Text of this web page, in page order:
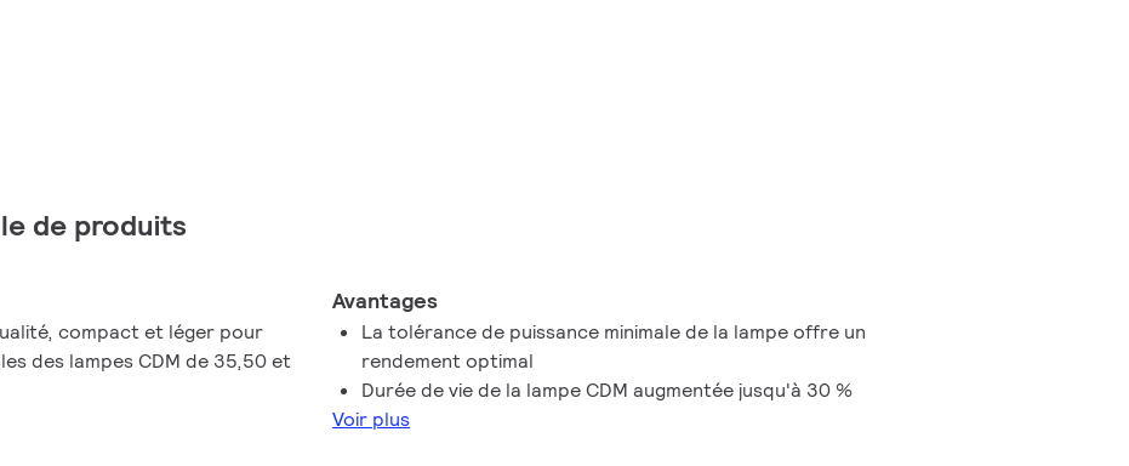
de produits
compact et léger pour
des lampes CDM de 35,50 et
Avantages
La tolérance de puissance minimale de la lampe offre un
rendement optimal
Durée de vie de la lampe CDM augmentée jusqu'à 30 %
Voir plus